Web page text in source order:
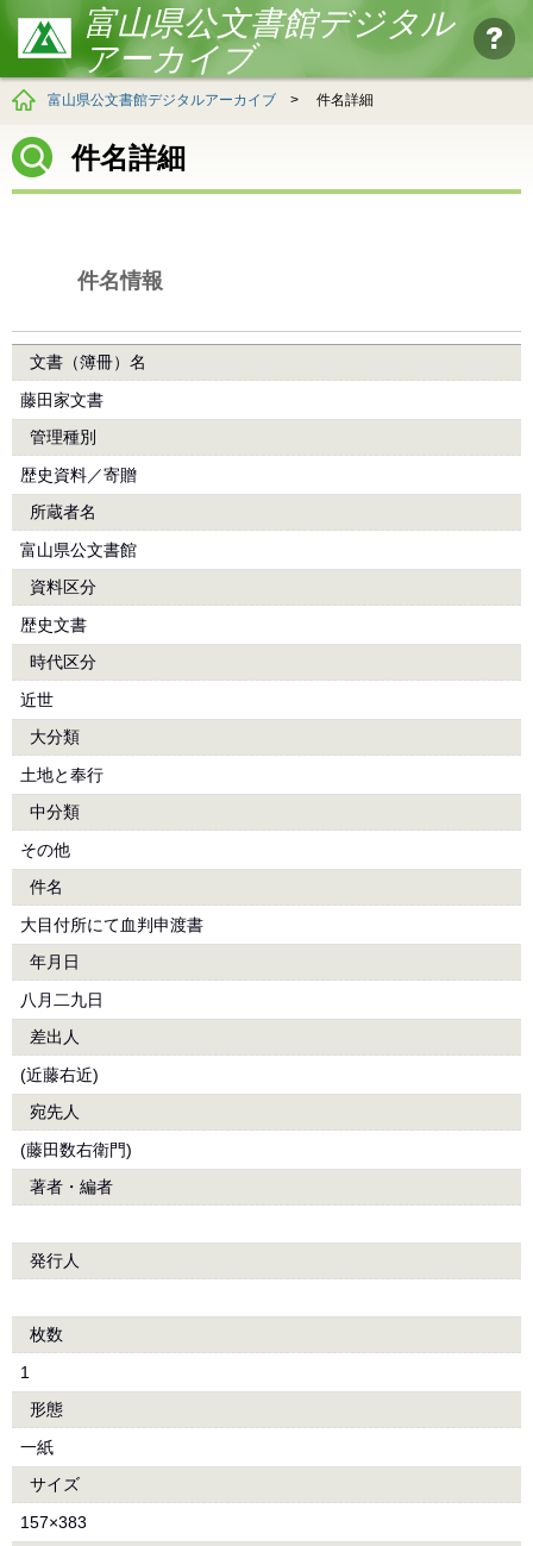
富山県公文書館デジタル
アーカイブ
富山県公文書館デジタルアーカイブ > 件名詳細
件名詳細
件名情報
文書（簿冊）名
藤田家文書
管理種別
歴史資料／寄贈
所蔵者名
富山県公文書館
資料区分
歴史文書
時代区分
近世
大分類
土地と奉行
中分類
その他
件名
大目付所にて血判申渡書
年月日
八月二九日
差出人
(近藤右近)
宛先人
(藤田数右衛門)
著者・編者
発行人
枚数
1
形態
一紙
サイズ
157×383